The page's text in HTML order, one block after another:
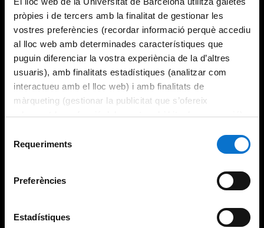
pròpies i de tercers amb la finalitat de gestionar les
vostres preferències (recordar informació perquè accediu
al lloc web amb determinades característiques que
puguin diferenciar la vostra experiència de la d’altres
usuaris), amb finalitats estadístiques (analitzar com
interactueu amb el lloc web) i amb finalitats de
màrqueting (gestionar la publicitat que s’ofereix
adequant-la en funció dels vostres hàbits de navegació).
consultar laPolítica de galetes del lloc web de la
Requeriments
Preferències
Estadístiques